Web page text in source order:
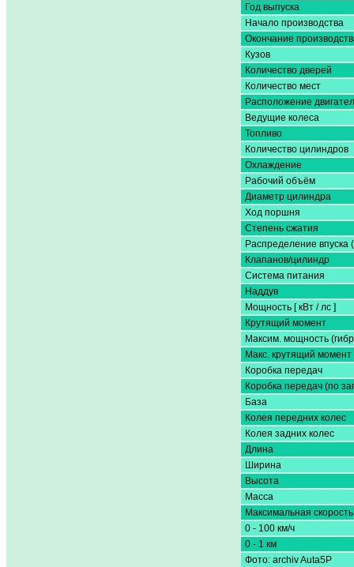
Год выпуска
Начало производства
Окончание
Кузов
Количество дверей
Количество мест
Расположение
Ведущие колеса
Топливо
Количество цилиндров
Охлаждение
Рабочий объём
Диаметр цилиндра
Ход поршня
Степень сжатия
Распределение впуска
Клапанов/цилиндр
Система питания
Наддув
Мощность [ кВт / лс ]
Крутящий момент
Максим. мощность
Макс. крутящий момент
Коробка передач
Коробка передач (по
База
Колея передних колес
Колея задних колес
Длина
Ширина
Высота
Масса
Максимальная скорость
0 - 100 км/ч
0 - 1 км
Фото: archiv Auta5P